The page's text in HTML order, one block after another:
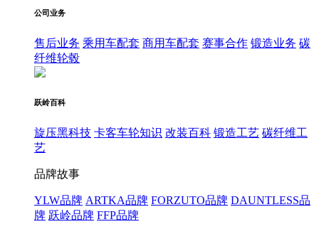
公司业务
售后业务 乘用车配套 商用车配套 赛事合作 锻造业务 碳
纤维轮毂
跃岭百科
旋压黑科技 卡客车轮知识 改装百科 锻造工艺 碳纤维工
艺
品牌故事
YLW品牌 ARTKA品牌 FORZUTO品牌 DAUNTLESS品
牌 跃岭品牌 FFP品牌